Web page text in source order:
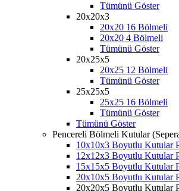
Tümünü Göster
20x20x3
20x20 16 Bölmeli
20x20 4 Bölmeli
Tümünü Göster
20x25x5
20x25 12 Bölmeli
Tümünü Göster
25x25x5
25x25 16 Bölmeli
Tümünü Göster
Tümünü Göster
Pencereli Bölmeli Kutular
10x10x3 Boyutlu Kutular
12x12x3 Boyutlu Kutular
15x15x5 Boyutlu Kutular
20x10x5 Boyutlu Kutular
20x20x5 Boyutlu Kutular